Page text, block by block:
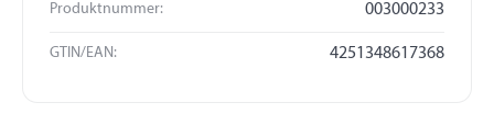
Produktnummer: 003000233
GTIN/EAN: 4251348617368